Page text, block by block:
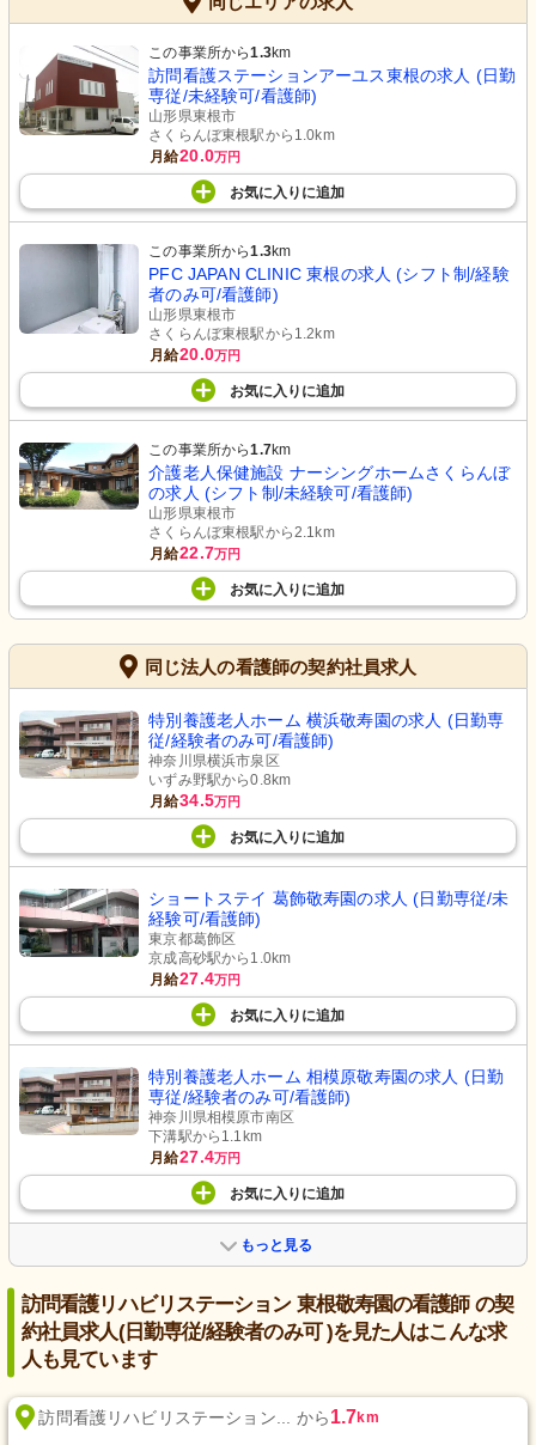
この事業所から1.3km
訪問看護ステーションアーユス東根の求人 (日勤
専従/未経験可/看護師)
山形県東根市
さくらんぼ東根駅から1.0km
月給20.0万円
お気に入り に追加
この事業所から1.3km
PFC JAPAN CLINIC 東根の求人 (シフト制/経験
者のみ可/看護師)
山形県東根市
さくらんぼ東根駅から1.2km
月給20.0万円
お気に入り に追加
この事業所から1.7km
介護老人保健施設 ナーシングホームさくらんぼ
の求人 (シフト制/未経験可/看護師)
山形県東根市
さくらんぼ東根駅から2.1km
月給22.7万円
お気に入り に追加
同じ法人の看護師の契約社員求人
特別養護老人ホーム 横浜敬寿園の求人 (日勤専
従/経験者のみ可/看護師)
神奈川県横浜市泉区
いずみ野駅から0.8km
月給34.5万円
お気に入り に追加
ショートステイ 葛飾敬寿園の求人 (日勤専従/未
経験可/看護師)
東京都葛飾区
京成高砂駅から1.0km
月給27.4万円
お気に入り に追加
特別養護老人ホーム 相模原敬寿園の求人 (日勤
専従/経験者のみ可/看護師)
神奈川県相模原市南区
下溝駅から1.1km
月給27.4万円
お気に入り に追加
もっと見る
訪問看護リハビリステーション 東根敬寿園の看護師 の契
約社員求人(日勤専従/経験者のみ可 )を見た人はこんな求
人も見ています
訪問看護リハビリステーション... から1.7km